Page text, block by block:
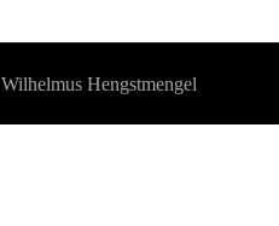
Wilhelmus Hengstmengel